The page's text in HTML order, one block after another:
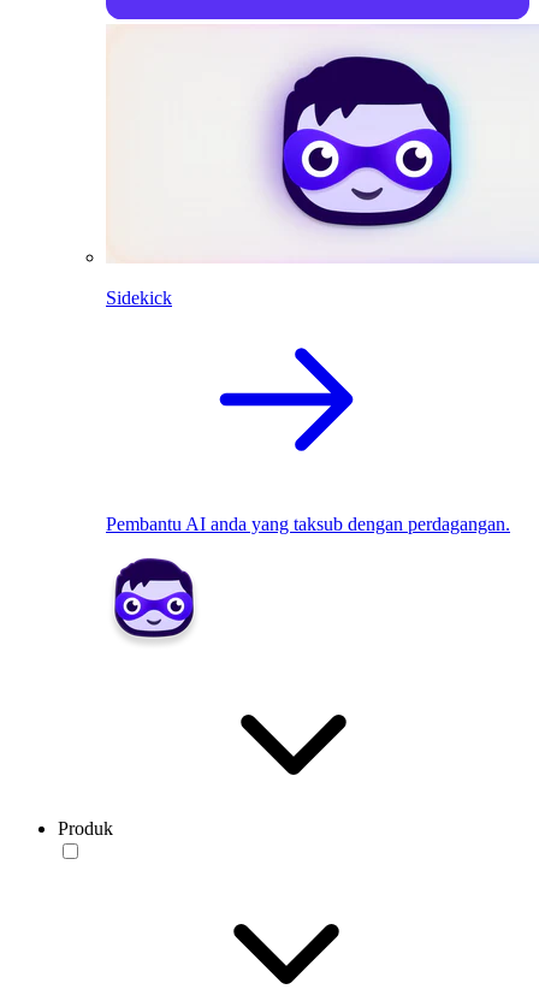
Sidekick
Pembantu AI anda yang taksub dengan perdagangan.
Produk